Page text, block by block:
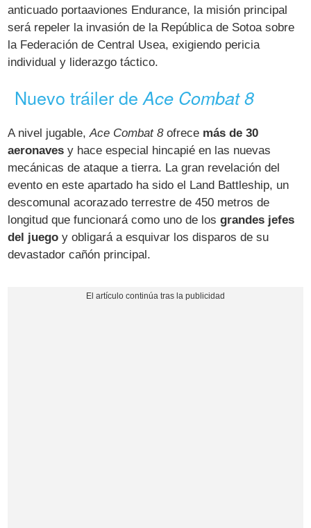
anticuado portaaviones Endurance, la misión principal
será repeler la invasión de la República de Sotoa sobre
la Federación de Central Usea, exigiendo pericia
individual y liderazgo táctico.
Nuevo tráiler deAce Combat 8
A nivel jugable,Ace Combat 8ofrece más de 30
aeronaves y hace especial hincapié en las nuevas
mecánicas de ataque a tierra. La gran revelación del
evento en este apartado ha sido el Land Battleship, un
descomunal acorazado terrestre de 450 metros de
longitud que funcionará como uno de losgrandes jefes
del juego y obligará a esquivar los disparos de su
devastador cañón principal.